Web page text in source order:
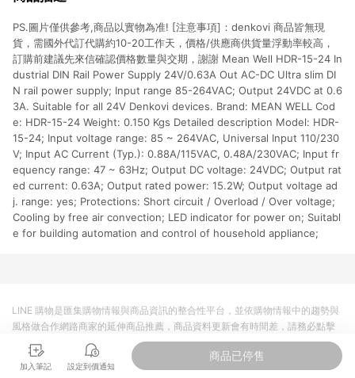
市場 45 天內完成訂單出貨及結帳，則不符合贈點資格。 (4) 如
使用APP、或中途瀏覽比價網、回饋網、Google等其他網頁、或
由網頁版(電腦版/手機版網頁)切換為App都將會造成追蹤中斷而
無法進行 LINE POINTS 回饋。 (5) LINE 購物為購物資訊整合性
平台，商品資料更新會有時間差，如顯示之商品規格、顏色、價
位、贈品與台灣樂天市場銷售網頁不符，以銷售網頁標示為準。
(6) 導購訂單已逾 365 天，根據台灣樂天回饋規定，逾期訂單將
不符合回饋資格。 (7) 若上述或其他原因，致使消費者無接收到
點數回饋或點數回饋有爭議，台灣樂天市場保有更改條款與法律
追訴之權利，活動詳情以樂天市場網站公告為準。
PS.圖片僅供參考,商品以實物為准! [注意事項]：denkovi 商品皆無現
貨，需國外代訂代購約10-20工作天，價格/供應商供貨量浮動率較高，
訂購前建議先來信確認價格數量與交期，謝謝 Mean Well HDR-15-24 In
dustrial DIN Rail Power Supply 24V/0.63A Out AC-DC Ultra slim DI
N rail power supply; Input range 85-264VAC; Output 24VDC at 0.6
3A. Suitable for all 24V Denkovi devices. Brand: MEAN WELL Cod
e: HDR-15-24 Weight: 0.150 Kgs Detailed description Model: HDR-
15-24; Input voltage range: 85 ~ 264VAC, Universal Input 110/230
V; Input AC Current (Typ.): 0.88A/115VAC, 0.48A/230VAC; Input fr
equency range: 47 ~ 63Hz; Output DC voltage: 24VDC; Output rat
ed current: 0.63A; Output rated power: 15.2W; Output voltage ad
j. range: yes; Protections: Short circuit / Overload / Over voltage;
Cooling by free air convection; LED indicator for power on; Suitabl
e for building automation and control of household appliance;
加入筆記 設定到價通知
商品已停售
LINE 購物是匯集購物情報與商品資訊的整合性平台，並依購物情報中的趨勢與
風格做合作網路商家的延伸商品推薦，商品資料更新會有時間差，請務必點擊
商品至各合作網路商家，確認現售價與購物條件，一切資訊以合作廠商網頁為
準。